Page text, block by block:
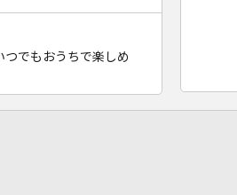
でもおうちで楽しめ